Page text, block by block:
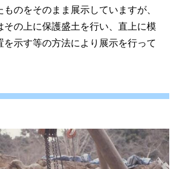
のをそのまま展示していますが、
その上に保護盛土を行い、直上に模
を示す等の方法により展示を行って